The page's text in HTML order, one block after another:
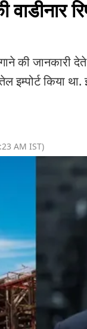
की जानकारी
किया था.
AM IST)